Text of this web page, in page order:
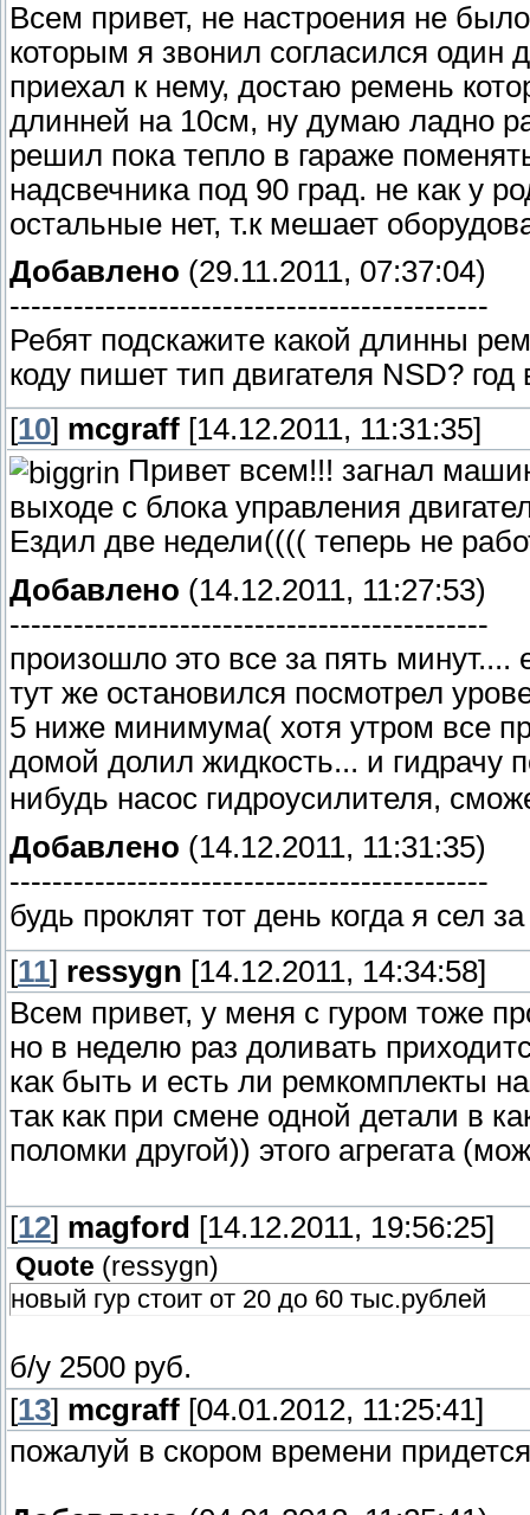
Всем привет, не настроения не
которым я звонил согласился один
приехал к нему, достаю ремень
длинней на 10см, ну думаю ладно
решил пока тепло в гараже
надсвечника под 90 град. не как у
остальные нет, т.к мешает
Добавлено (29.11.2011, 07:37:04)
---------------------------------------------
Ребят подскажите какой длинны
коду пишет тип двигателя NSD? год
[10] mcgraff [14.12.2011, 11:31:35]
Привет всем!!! загнал
выходе с блока управления
Ездил две недели(((( теперь не
Добавлено (14.12.2011, 11:27:53)
---------------------------------------------
произошло это все за пять минут....
тут же остановился посмотрел
5 ниже минимума( хотя утром все
домой долил жидкость... и гидрачу
нибудь насос гидроусилителя,
Добавлено (14.12.2011, 11:31:35)
---------------------------------------------
будь проклят тот день когда я сел
[11] ressygn [14.12.2011, 14:34:58]
Всем привет, у меня с гуром тоже
но в неделю раз доливать
как быть и есть ли ремкомплекты
так как при смене одной детали в
поломки другой)) этого агрегата
[12] magford [14.12.2011, 19:56:25]
Quote (ressygn)
новый гур стоит от 20 до 60 тыс.рублей
б/у 2500 руб.
[13] mcgraff [04.01.2012, 11:25:41]
пожалуй в скором времени